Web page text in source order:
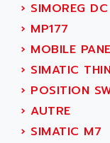
DIAS
SMTBSI
MP
SIMATIC
DPH
STATOVAR
ANELEC
ANILAM
ANIME
ANIOS
ANKAM
ANKER
ANRITSU
› SIMOREG
› MP177
› MOBILE
› SIMATIC
› POSITION
› AUTRE
› SIMATIC M7